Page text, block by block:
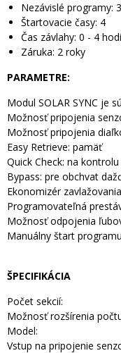
Nezávislé programy: 3
Štartovacie časy: 4
Čas závlahy: 0 - 4
Záruka: 2 roky
PARAMETRE:
Modul SOLAR SYNC je
Možnosť pripojenia
Možnosť pripojenia
Easy Retrieve: pamäť
Quick Check: na
Bypass: pre obchvat
Ekonomizér
Programovateľná
Možnosť odpojenia
Manuálny štart programu
ŠPECIFIKÁCIA
Počet
Možnosť rozšírenia
Model:
Vstup na pripojenie